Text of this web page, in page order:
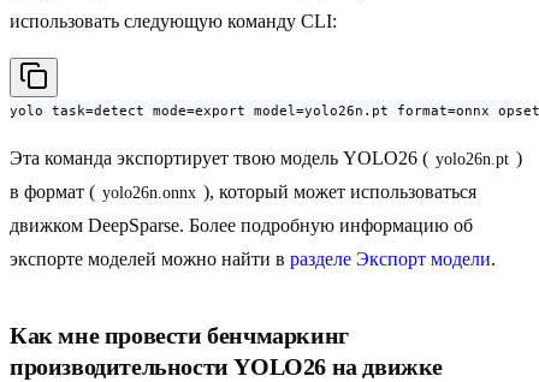
использовать следующую команду CLI:
yolo task=detect mode=export model=yolo26n.pt format=onnx
Эта команда экспортирует твою модель YOLO26 ( yolo26n.pt )
в формат ( yolo26n.onnx ), который может использоваться
движком DeepSparse. Более подробную информацию об
экспорте моделей можно найти в разделе Экспорт модели.
Как мне провести бенчмаркинг
производительности YOLO26 на движке